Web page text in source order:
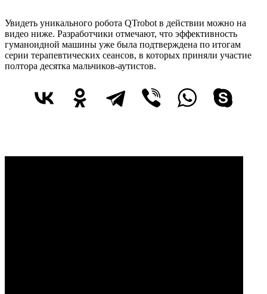
Увидеть уникального робота QTrobot в действии можно на
видео ниже. Разработчики отмечают, что эффективность
гуманоидной машины уже была подтверждена по итогам
серии терапевтических сеансов, в которых приняли участие
полтора десятка мальчиков-аутистов.